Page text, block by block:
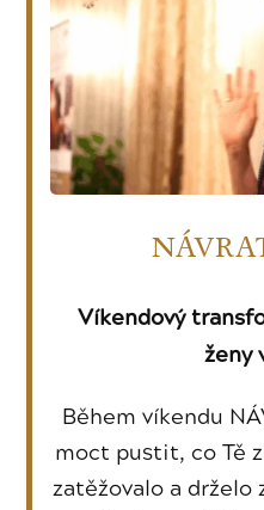
Víkendový
ženy
Během víkendu
moct pustit, co Tě
zatěžovalo a drželo